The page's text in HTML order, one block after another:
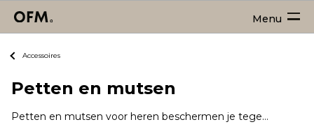
Menu
Accessoires
Petten en mutsen
Petten en mutsen voor heren beschermen je tegen de zon of in de wintermaanden tegen het koude weer. Deze hoofddeksels zijn daarnaast niet alleen functioneel, maar worden ook gedragen als een trendy accessoire.